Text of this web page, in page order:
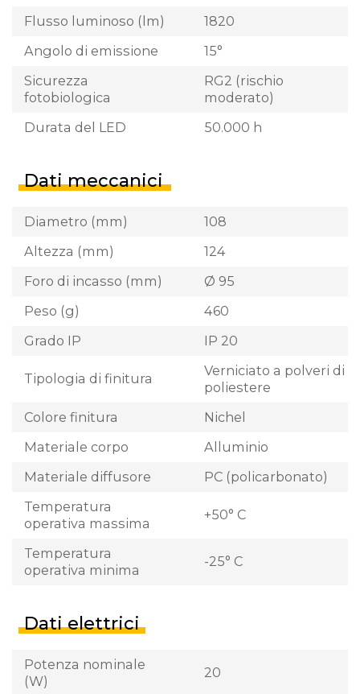
Flusso luminoso (lm)
1820
Angolo di emissione
15°
Sicurezza
fotobiologica
RG2 (rischio
moderato)
Durata del LED
50.000 h
Dati meccanici
Diametro (mm)
108
Altezza (mm)
124
Foro di incasso (mm)
Ø 95
Peso (g)
460
Grado IP
IP 20
Tipologia di finitura
Verniciato a polveri di
poliestere
Colore finitura
Nichel
Materiale corpo
Alluminio
Materiale diffusore
PC (policarbonato)
Temperatura
operativa massima
+50° C
Temperatura
operativa minima
-25° C
Dati elettrici
Potenza nominale
(W)
20